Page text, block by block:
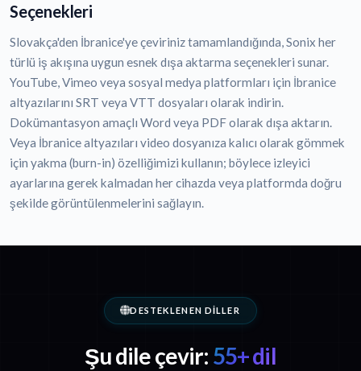
Seçenekleri
Slovakça'den İbranice'ye çeviriniz tamamlandığında, Sonix her
türlü iş akışına uygun esnek dışa aktarma seçenekleri sunar.
YouTube, Vimeo veya sosyal medya platformları için İbranice
altyazılarını SRT veya VTT dosyaları olarak indirin.
Dokümantasyon amaçlı Word veya PDF olarak dışa aktarın.
Veya İbranice altyazıları video dosyanıza kalıcı olarak gömmek
için yakma (burn-in) özelliğimizi kullanın; böylece izleyici
ayarlarına gerek kalmadan her cihazda veya platformda doğru
şekilde görüntülenmelerini sağlayın.
DESTEKLENEN DILLER
Şu dile çevir: 55+ dil